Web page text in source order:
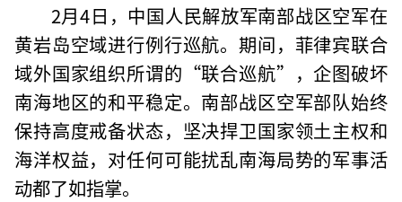
2月4日，中国人民解放军南部战区空军在
黄岩岛空域进行例行巡航。期间，菲律宾联合
域外国家组织所谓的“联合巡航”，企图破坏
南海地区的和平稳定。南部战区空军部队始终
保持高度戒备状态，坚决捍卫国家领土主权和
海洋权益，对任何可能扰乱南海局势的军事活
动都了如指掌。